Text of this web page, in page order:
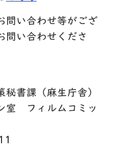
問い合わせ等がござ
問い合わせくださ
書課（麻生庁舎）
室 フィルムコミッ